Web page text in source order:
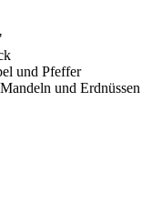
und Pfeffer
und Erdnüssen